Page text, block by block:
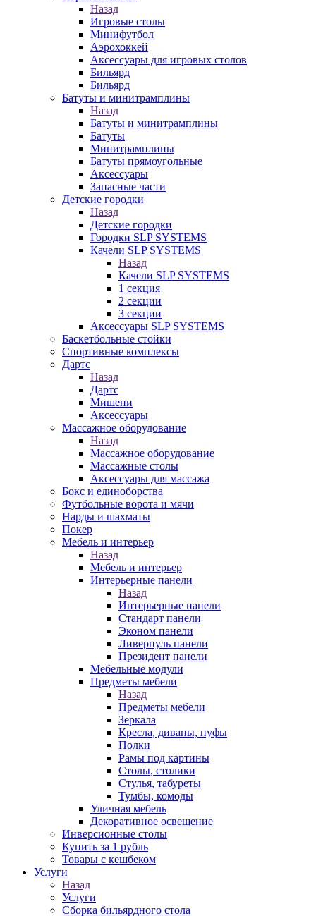
Назад
Игровые столы
Минифутбол
Аэрохоккей
Аксессуары для игровых столов
Бильяpд
Бильяpд
Батуты и минитрамплины
Назад
Батуты и минитрамплины
Батуты
Минитрамплины
Батуты прямоугольные
Аксессуары
Запасные части
Детские городки
Назад
Детские городки
Городки SLP SYSTEMS
Качели SLP SYSTEMS
Назад
Качели SLP SYSTEMS
1 секция
2 секции
3 секции
Аксессуары SLP SYSTEMS
Баскетбольные стойки
Спортивные комплексы
Дартс
Назад
Дартс
Мишени
Аксессуары
Массажное оборудование
Назад
Массажное оборудование
Массажные столы
Аксессуары для массажа
Бокс и единоборства
Футбольные ворота и мячи
Нарды и шахматы
Покер
Мебель и интерьер
Назад
Мебель и интерьер
Интерьерные панели
Назад
Интерьерные панели
Стандарт панели
Эконом панели
Ливерпуль панели
Президент панели
Мебельные модули
Предметы мебели
Назад
Предметы мебели
Зеркала
Кресла, диваны, пуфы
Полки
Рамы под картины
Столы, столики
Стулья, табуреты
Тумбы, комоды
Уличная мебель
Декоративное освещение
Инверсионные столы
Купить за 1 рубль
Товары с кешбеком
Услуги
Назад
Услуги
Сборка бильярдного стола